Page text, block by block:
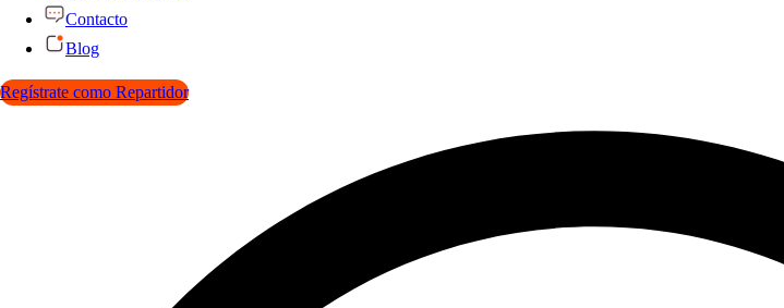
Contacto
Blog
Regístrate como Repartidor